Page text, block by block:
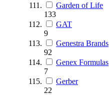
Garden of Life
133
GAT
9
Genestra Brands
92
Genex Formulas
7
Gerber
22